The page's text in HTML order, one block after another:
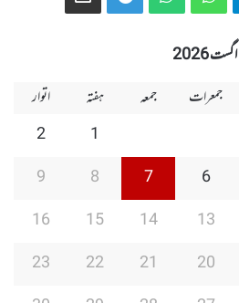
اگست 2026
جمعرات جمعہ ہفتہ
اتوار
1
2
6
7
8
9
13
14
15
16
20
21
22
23